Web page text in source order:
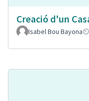
Creació d'un
Isabel Bou Bayona